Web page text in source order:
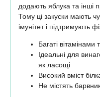
додають яблука та інші
Тому ці закуски мають
імунітет і підтримують
Багаті
Ідеальні для
як ласощі
Високий вміст
Не містять